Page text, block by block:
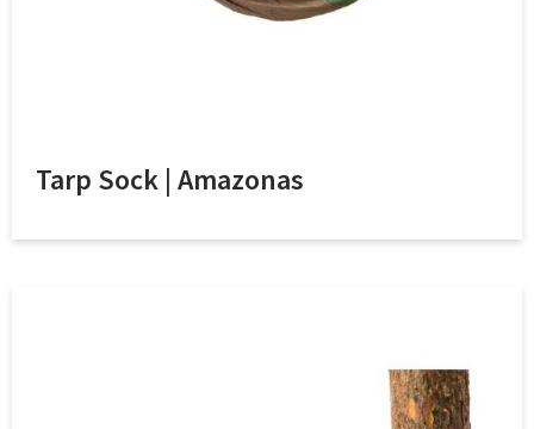
Tarp Sock | Amazonas